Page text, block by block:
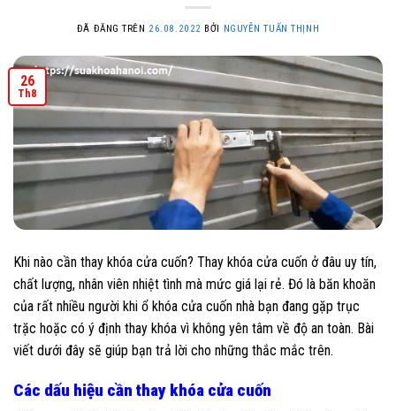
ĐÃ ĐĂNG TRÊN 26.08.2022 BỞI NGUYỄN TUẤN THỊNH
26
Th8
Khi nào cần thay khóa cửa cuốn? Thay khóa cửa cuốn ở đâu uy tín,
chất lượng, nhân viên nhiệt tình mà mức giá lại rẻ. Đó là băn khoăn
của rất nhiều người khi ổ khóa cửa cuốn nhà bạn đang gặp trục
trặc hoặc có ý định thay khóa vì không yên tâm về độ an toàn. Bài
viết dưới đây sẽ giúp bạn trả lời cho những thắc mắc trên.
Các dấu hiệu cần thay khóa cửa cuốn